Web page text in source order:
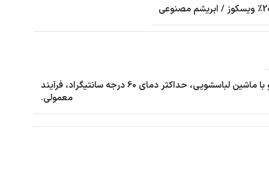
شستشو با ماشین لباسشویی، حداکثر دمای 60 درجه سانتیگراد، فرآیند
معمولی.